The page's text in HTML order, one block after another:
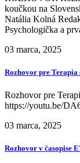
koučkou na
Natália Kolná
Psychologička a
03 marca, 2025
Rozhovor pre Terapia
Rozhovor pre
https://youtu.be/
03 marca, 2025
Rozhovor v časopise